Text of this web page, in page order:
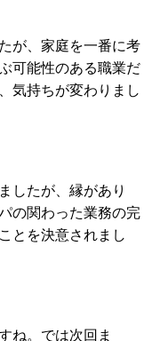
が、家庭を一番に考
可能性のある職業だ
気持ちが変わりまし
したが、縁があり
の関わった業務の完
とを決意されまし
ね。では次回ま